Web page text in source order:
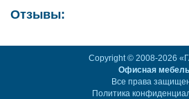
Отзывы:
Copyright © 2008-2026
Офисная
Все права
Политика